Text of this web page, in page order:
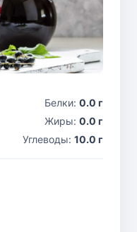
Белки: 0.0 г
Жиры: 0.0 г
Углеводы: 10.0 г